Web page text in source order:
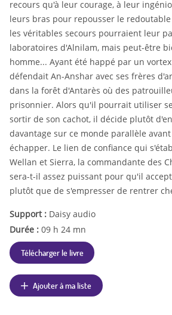
recours qu'à leur courage, à leur
leurs bras pour repousser le
les véritables secours pourraient leur
laboratoires d'Alnilam, mais peut-être
homme... Ayant été happé par un
défendait An-Anshar avec ses frères
dans la forêt d'Antarès où des
prisonnier. Alors qu'il pourrait utiliser
sortir de son cachot, il décide plutôt
davantage sur ce monde parallèle
échapper. Le lien de confiance qui
Wellan et Sierra, la commandante des
sera-t-il assez puissant pour qu'il
plutôt que de s'empresser de rentrer
Support : Daisy audio
Durée : 09 h 24 mn
Télécharger le livre
Ajouter à ma liste